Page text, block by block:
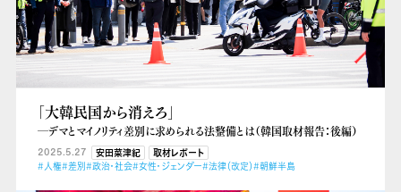
「大韓民国から消えろ」
―デマとマイノリティ差別に求められる法整備とは（韓国取材報告：後編）
2025.5.27 安田菜津紀
取材レポート
#人権#差別#政治・社会#女性・ジェンダー#法律（改定）#朝鮮半島